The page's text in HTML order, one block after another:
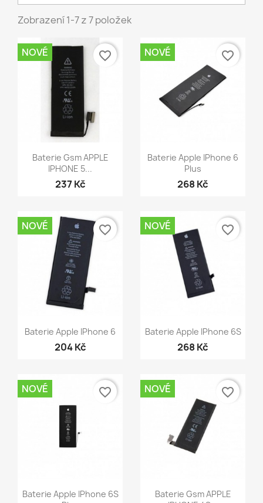
Zobrazení 1-7 z 7 položek
Rychlý náhled
Baterie Gsm APPLE
IPHONE 5...
237 Kč
NOVÉ favorite_border
Rychlý náhled
Baterie Apple IPhone 6
Plus
268 Kč
NOVÉ favorite_border
Rychlý náhled
Baterie Apple IPhone 6
204 Kč
NOVÉ favorite_border
Rychlý náhled
Baterie Apple IPhone 6S
268 Kč
NOVÉ favorite_border
Rychlý náhled
Baterie Apple IPhone 6S
NOVÉ favorite_border
Rychlý náhled
Baterie Gsm APPLE
NOVÉ favorite_border